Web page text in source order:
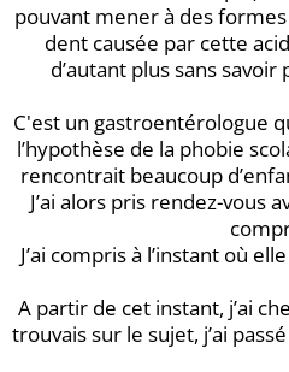
pouvant mener à des
dent causée par cette
d’autant plus sans
C'est un gastroentérologue
l’hypothèse de la phobie
rencontrait beaucoup
J’ai alors pris rendez-vous
J’ai compris à l’instant où
A partir de cet instant, j’ai
trouvais sur le sujet, j’ai